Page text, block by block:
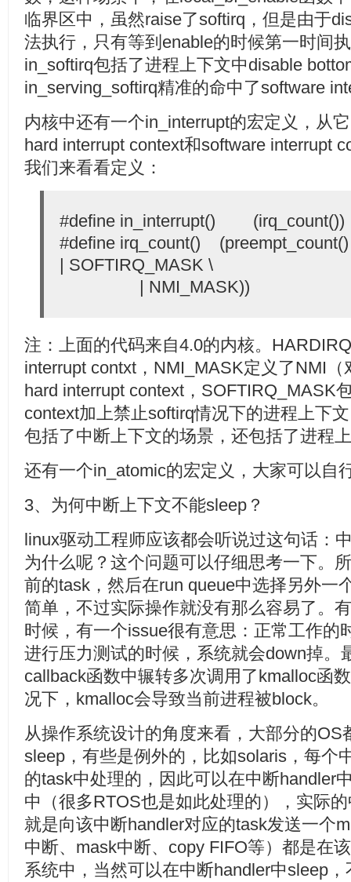
临界区中，虽然raise了softirq，但是由于
法执行，只有等到enable的时候第一时间
in_softirq包括了进程上下文中disable
in_serving_softirq精准的命中了software
内核中还有一个in_interrupt的宏定义，从
hard interrupt context和software interrupt
我们来看看定义：
#define in_interrupt() (irq_count())
#define irq_count()
| SOFTIRQ_MASK \
| NMI_MASK))
注：上面的代码来自4.0的内核。
interrupt contxt，NMI_MASK定义了NMI
hard interrupt context，SOFTIRQ_MASK
context加上禁止softirq情况下的进程上下
包括了中断上下文的场景，还包括了进程
还有一个in_atomic的宏定义，大家可以自
3、为何中断上下文不能sleep？
linux驱动工程师应该都会听说过这句话：
为什么呢？这个问题可以仔细思考一下。
前的task，然后在run queue中选择另外一
简单，不过实际操作就没有那么容易了。
时候，有一个issue很有意思：正常工作的
进行压力测试的时候，系统就会down掉。
callback函数中辗转多次调用了kmalloc函
况下，kmalloc会导致当前进程被block。
从操作系统设计的角度来看，大部分的OS
sleep，有些是例外的，比如solaris，每个
的task中处理的，因此可以在中断handler
中（很多RTOS也是如此处理的），实际
就是向该中断handler对应的task发送一个
中断、mask中断、copy FIFO等）都是在
系统中，当然可以在中断handler中sleep